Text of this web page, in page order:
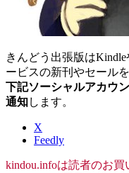
きんどう出張版は
ービスの新刊やセール
下記ソーシャルアカウ
通知します。
X
Feedly
kindou.infoは読者のお